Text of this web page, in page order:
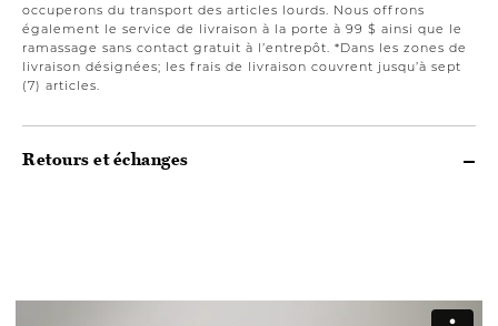
occuperons du transport des articles lourds. Nous offrons
également le service de livraison à la porte à 99 $ ainsi que le
ramassage sans contact gratuit à l’entrepôt. *Dans les zones de
livraison désignées; les frais de livraison couvrent jusqu’à sept
(7) articles.
Retours et échanges